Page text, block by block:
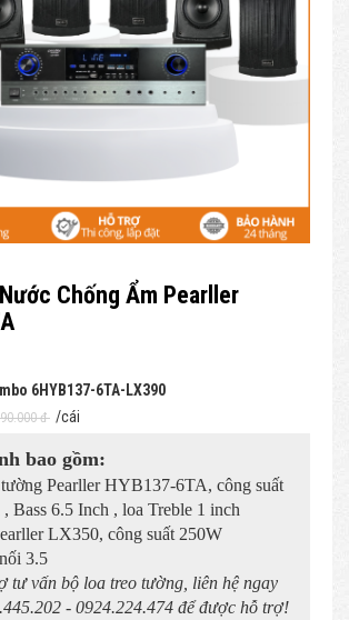
Chống Ẩm Pearller
6HYB137-6TA-LX390
đ /cái
bao gồm:
Pearller HYB137-6TA, công suất
Bass 6.5 Inch , loa Treble 1 inch
LX350, công suất 250W
3.5
tư vấn bộ loa treo tường, liên hệ ngay
- 0924.224.474 để được hỗ trợ!